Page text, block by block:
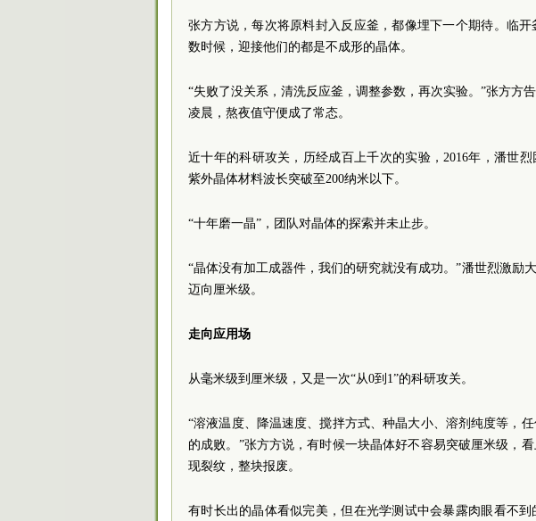
张方方说，每次将原料封入反应釜，都像埋下一个期待。临
数时候，迎接他们的都是不成形的晶体。
“失败了没关系，清洗反应釜，调整参数，再次实验。”张方方
凌晨，熬夜值守便成了常态。
近十年的科研攻关，历经成百上千次的实验，2016年，潘世
紫外晶体材料波长突破至200纳米以下。
“十年磨一晶”，团队对晶体的探索并未止步。
“晶体没有加工成器件，我们的研究就没有成功。”潘世烈激励
迈向厘米级。
走向应用场
从毫米级到厘米级，又是一次“从0到1”的科研攻关。
“溶液温度、降温速度、搅拌方式、种晶大小、溶剂纯度等，
的成败。”张方方说，有时候一块晶体好不容易突破厘米级，
现裂纹，整块报废。
有时长出的晶体看似完美，但在光学测试中会暴露肉眼看不